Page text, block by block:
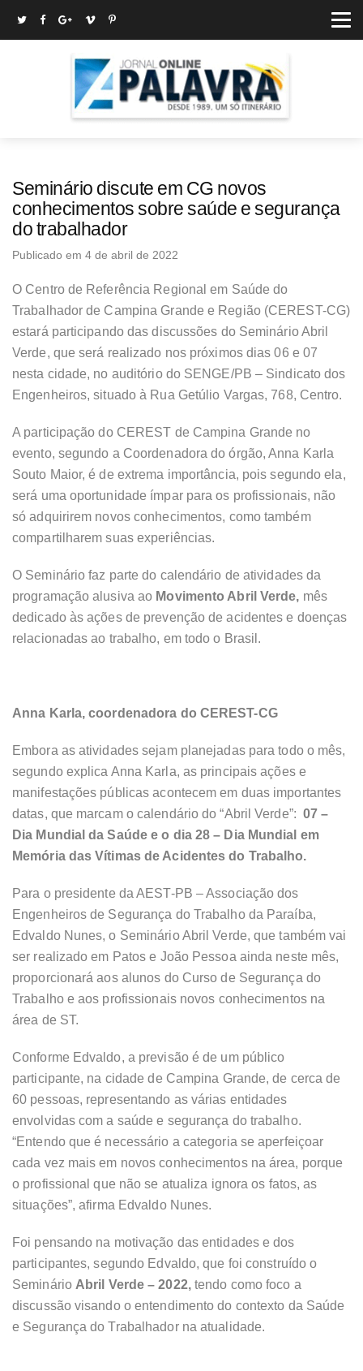
Seminário discute em CG novos
conhecimentos sobre saúde e segurança
do trabalhador
Publicado em 4 de abril de 2022
O Centro de Referência Regional em Saúde do
Trabalhador de Campina Grande e Região (CEREST-CG)
estará participando das discussões do Seminário Abril
Verde, que será realizado nos próximos dias 06 e 07
nesta cidade, no auditório do SENGE/PB – Sindicato dos
Engenheiros, situado à Rua Getúlio Vargas, 768, Centro.
A participação do CEREST de Campina Grande no
evento, segundo a Coordenadora do órgão, Anna Karla
Souto Maior, é de extrema importância, pois segundo ela,
será uma oportunidade ímpar para os profissionais, não
só adquirirem novos conhecimentos, como também
compartilharem suas experiências.
O Seminário faz parte do calendário de atividades da
programação alusiva ao Movimento Abril Verde, mês
dedicado às ações de prevenção de acidentes e doenças
relacionadas ao trabalho, em todo o Brasil.
Anna Karla, coordenadora do CEREST-CG
Embora as atividades sejam planejadas para todo o mês,
segundo explica Anna Karla, as principais ações e
manifestações públicas acontecem em duas importantes
datas, que marcam o calendário do “Abril Verde”:07 –
Dia Mundial da Saúde e o dia 28 – Dia Mundial em
Memória das Vítimas de Acidentes do Trabalho.
Para o presidente da AEST-PB – Associação dos
Engenheiros de Segurança do Trabalho da Paraíba,
Edvaldo Nunes, o Seminário Abril Verde, que também vai
ser realizado em Patos e João Pessoa ainda neste mês,
proporcionará aos alunos do Curso de Segurança do
Trabalho e aos profissionais novos conhecimentos na
área de ST.
Conforme Edvaldo, a previsão é de um público
participante, na cidade de Campina Grande, de cerca de
60 pessoas, representando as várias entidades
envolvidas com a saúde e segurança do trabalho.
“Entendo que é necessário a categoria se aperfeiçoar
cada vez mais em novos conhecimentos na área, porque
o profissional que não se atualiza ignora os fatos, as
situações”, afirma Edvaldo Nunes.
Foi pensando na motivação das entidades e dos
participantes, segundo Edvaldo, que foi construído o
Seminário Abril Verde – 2022, tendo como foco a
discussão visando o entendimento do contexto da Saúde
e Segurança do Trabalhador na atualidade.